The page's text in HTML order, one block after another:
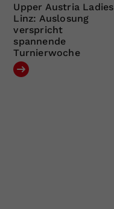
Upper Austria Ladies
Linz: Auslosung
verspricht
spannende
Turnierwoche